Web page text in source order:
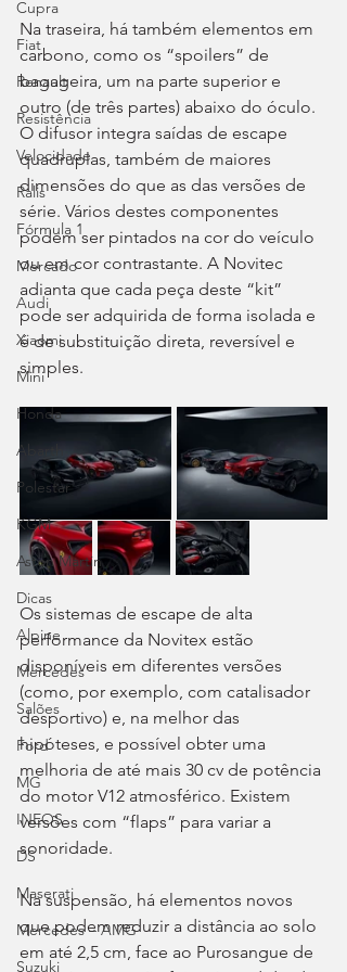
Cupra
Fiat
Renault
Resistência
Velocidade
Ralis
Fórmula 1
Mercado
Audi
Xiaomi
Mini
Honda
Abarth
Polestar
KGM
Aston Martin
Dicas
Alpine
Mercedes
Salões
Ford
MG
INEOS
DS
Maserati
Mercedes – AMG
Suzuki
Na traseira, há também elementos em
carbono, como os “spoilers” de
bagageira, um na parte superior e
outro (de três partes) abaixo do óculo.
O difusor integra saídas de escape
quadruplas, também de maiores
dimensões do que as das versões de
série. Vários destes componentes
podem ser pintados na cor do veículo
ou em cor contrastante. A Novitec
adianta que cada peça deste “kit”
pode ser adquirida de forma isolada e
é de substituição direta, reversível e
simples.
Os sistemas de escape de alta
performance da Novitex estão
disponíveis em diferentes versões
(como, por exemplo, com catalisador
desportivo) e, na melhor das
hipóteses, e possível obter uma
melhoria de até mais 30 cv de potência
do motor V12 atmosférico. Existem
versões com “flaps” para variar a
sonoridade.
Na suspensão, há elementos novos
que podem reduzir a distância ao solo
em até 2,5 cm, face ao Purosangue de